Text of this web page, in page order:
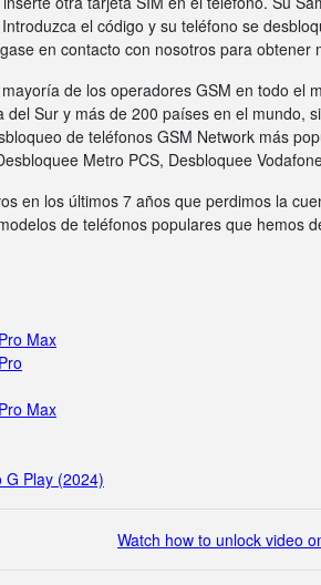
el código y su teléfono se
en contacto con nosotros para obtener
de los operadores GSM en todo el
del Sur y más de 200 países en el mundo,
de teléfonos GSM Network más
Metro PCS, Desbloquee
en los últimos 7 años que perdimos la
de teléfonos populares que hemos
Max
Max
Play (2024)
Watch how to unlock video